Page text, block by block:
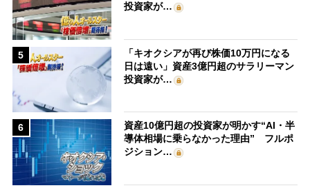
投資家が…
5
「キオクシアが再び株価10万円になる
日は遠い」資産3億円超のサラリーマン
投資家が…
6
資産10億円超の投資家が明かす“AI・半
導体相場に乗らなかった理由” フルポ
ジション…